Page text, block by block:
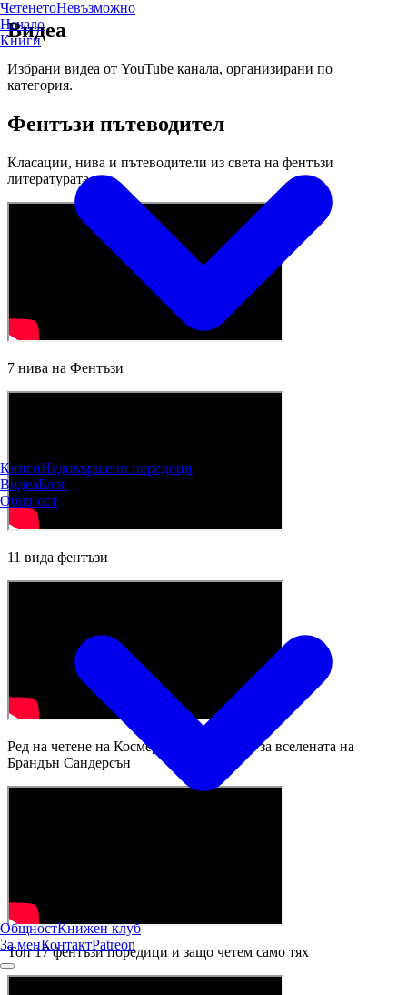
ЧетенетоНевъзможно
Начало
Книги
КнигиНедовършени поредици
ВидеаБлог
Общност
ОбщностКнижен клуб
За менКонтактPatreon
Видеа
Избрани видеа от YouTube канала, организирани по
категория.
Фентъзи пътеводител
Класации, нива и пътеводители из света на фентъзи
литературата.
7 нива на Фентъзи
11 вида фентъзи
Ред на четене на Космера | Пътеводител за вселената на
Брандън Сандерсън
Топ 17 фентъзи поредици и защо четем само тях